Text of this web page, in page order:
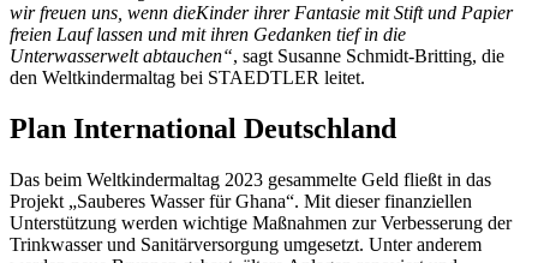
wir freuen uns, wenn dieKinder ihrer Fantasie mit Stift und Papier
freien Lauf lassen und mit ihren Gedanken tief in die
Unterwasserwelt abtauchen“, sagt Susanne Schmidt-Britting, die
den Weltkindermaltag bei STAEDTLER leitet.
Plan International Deutschland
Das beim Weltkindermaltag 2023 gesammelte Geld fließt in das
Projekt „Sauberes Wasser für Ghana“. Mit dieser finanziellen
Unterstützung werden wichtige Maßnahmen zur Verbesserung der
Trinkwasser und Sanitärversorgung umgesetzt. Unter anderem